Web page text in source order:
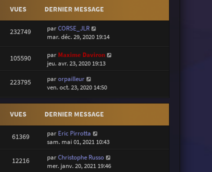
VUES DERNIER MESSAGE
232749 parCORSE_JLR
mar. déc. 29, 2020 19:14
105590 par Maxime Daviron
jeu. avr. 23, 2020 19:13
223795 parorpailleur
ven. oct. 23, 2020 14:50
VUES DERNIER MESSAGE
61369 par Eric Pirrotta
sam. mai 01, 2021 10:43
12216 parChristophe Russo
mer. janv. 20, 2021 19:46